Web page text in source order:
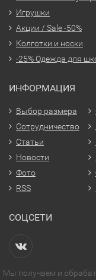
Игрушки
Акции / Sale -50%
Колготки и носки
-25% Одежда для
ИНФОРМАЦИЯ
Выбор размера
Сотрудничество
Статьи
Новости
Фото
RSS
СОЦСЕТИ
Мы получаем и